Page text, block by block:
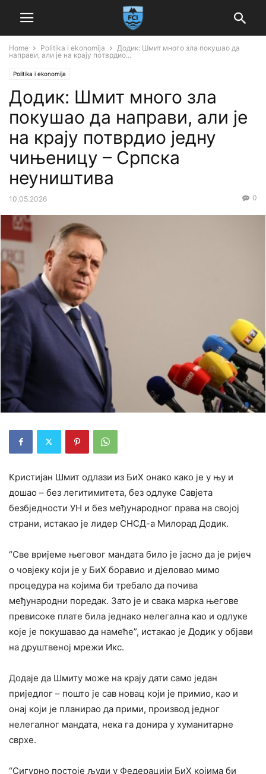
Home Politika i ekonomija
Додик: Шмит много зла покушао да
направи, али је на крају потврдио...
Politika i ekonomija
Додик: Шмит много зла
покушао да направи, али је
на крају потврдио једну
чињеницу – Српска
неуништива
10.05.2026 0
Кристијан Шмит одлази из БиХ онако како је у њу и
дошао – без легитимитета, без одлуке Савјета
безбједности УН и без међународног права на својој
страни, истакао је лидер СНСД-а Милорад Додик.
“Све вријеме његовог мандата било је јасно да је ријеч
о човјеку који је у БиХ боравио и дјеловао мимо
процедура на којима би требало да почива
међународни поредак. Зато је и свака марка његове
превисоке плате била једнако нелегална као и одлуке
које је покушавао да намеће”, истакао је Додик у објави
на друштвеној мрежи Икс.
Додаје да Шмиту може на крају дати само један
приједлог – пошто је сав новац који је примио, као и
онај који је планирао да прими, производ једног
нелегалног мандата, нека га донира у хуманитарне
сврхе.
“Сигурно постоје људи у Федерацији БиХ којима би